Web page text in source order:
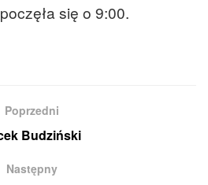
się o 9:00.
Poprzedni
Budziński
Następny